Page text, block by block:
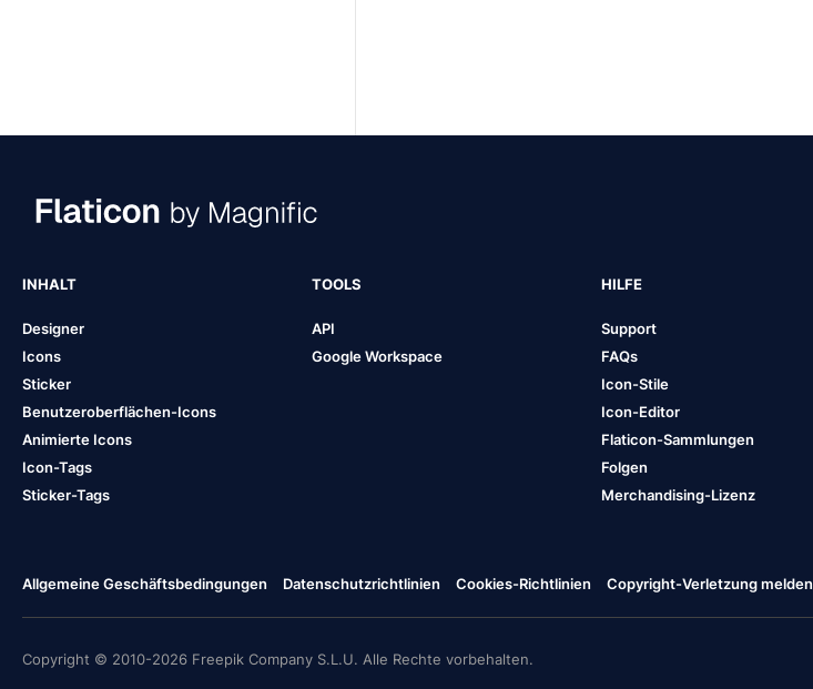
INHALT
Designer
Icons
Sticker
Benutzeroberflächen-Icons
Animierte Icons
Icon-Tags
Sticker-Tags
TOOLS
API
Google Workspace
HILFE
Support
FAQs
Icon-Stile
Icon-Editor
Flaticon-Sammlungen
Folgen
Merchandising-Lizenz
Allgemeine Geschäftsbedingungen Datenschutzrichtlinien Cookies-Richtlinien Copyright-Verletzung melden
Copyright © 2010-2026 Freepik Company S.L.U. Alle Rechte vorbehalten.